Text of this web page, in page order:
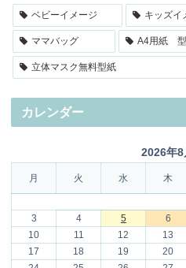
ベビーイメージ キッズイ
ママバッグ A4用紙
立体マスク無料型紙
カレンダー
2026年8
月 火 水 木
3
4 5 6
10
11 12 13
17
18 19 20